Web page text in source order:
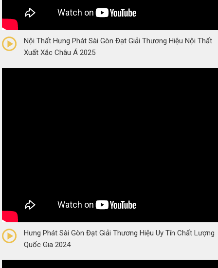
(0 Reviews)
Nội Thất Hưng Phát Sài Gòn Đạt Giải Thương Hiệu Nội Thất
Xuất Xắc Châu Á 2025
(0 Reviews)
Hưng Phát Sài Gòn Đạt Giải Thương Hiệu Uy Tín Chất Lượng
Quốc Gia 2024